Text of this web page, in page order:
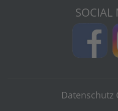
SOCIAL
Datenschutz